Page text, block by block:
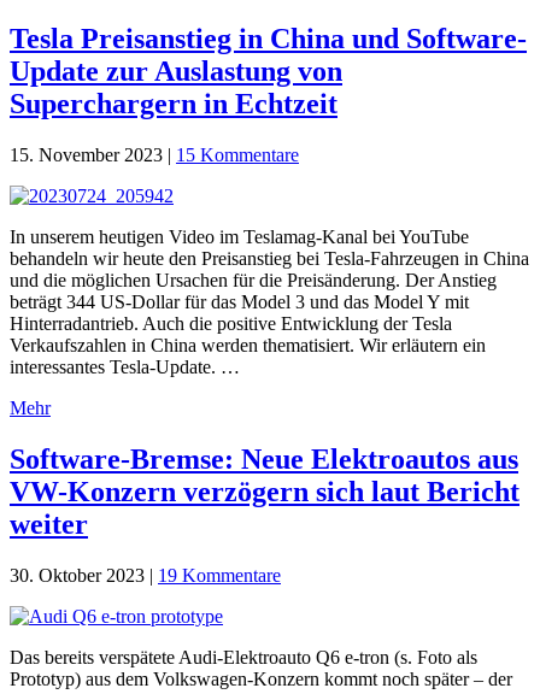
Tesla Preisanstieg in China und Software-
Update zur Auslastung von
Superchargern in Echtzeit
15. November 2023 | 15 Kommentare
In unserem heutigen Video im Teslamag-Kanal bei YouTube
behandeln wir heute den Preisanstieg bei Tesla-Fahrzeugen in China
und die möglichen Ursachen für die Preisänderung. Der Anstieg
beträgt 344 US-Dollar für das Model 3 und das Model Y mit
Hinterradantrieb. Auch die positive Entwicklung der Tesla
Verkaufszahlen in China werden thematisiert. Wir erläutern ein
interessantes Tesla-Update. …
Mehr
Software-Bremse: Neue Elektroautos aus
VW-Konzern verzögern sich laut Bericht
weiter
30. Oktober 2023 | 19 Kommentare
Das bereits verspätete Audi-Elektroauto Q6 e-tron (s. Foto als
Prototyp) aus dem Volkswagen-Konzern kommt noch später – der